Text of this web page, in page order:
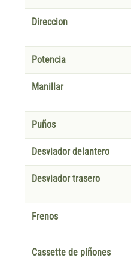
Direccion
Potencia
Manillar
Puños
Desviador delantero
Desviador trasero
Frenos
Cassette de piñones